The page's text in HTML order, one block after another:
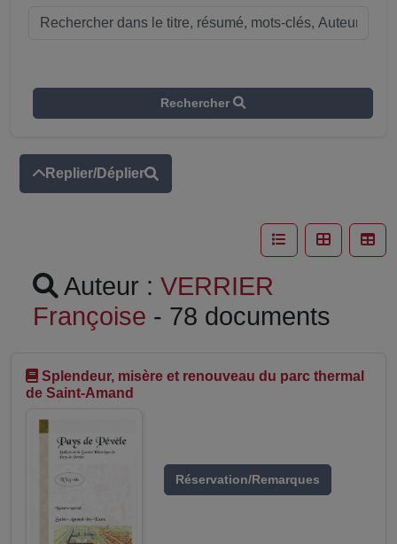
Rechercher
Replier/Déplier
Auteur : VERRIER
Françoise - 78 documents
Splendeur, misère et renouveau du parc thermal
de Saint-Amand
Réservation/Remarques